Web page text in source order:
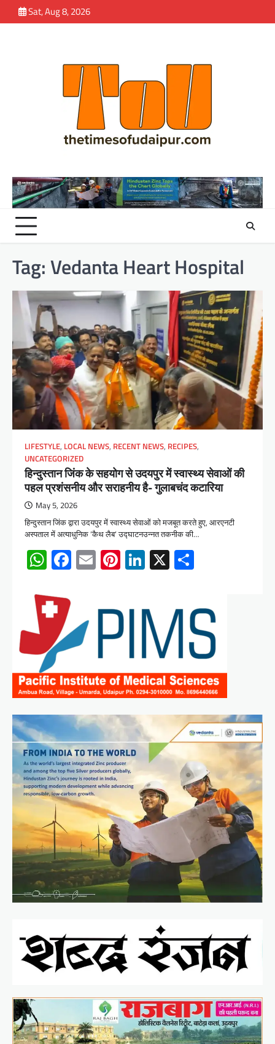
to
Sat, Aug 8, 2026
Tag:Vedanta Heart Hospital
LIFESTYLE, LOCAL NEWS, RECENT NEWS, RECIPES,
UNCATEGORIZED
हिन्दुस्तान जिंक के सहयोग से उदयपुर में स्वास्थ्य सेवाओं की
पहल प्रशंसनीय और सराहनीय है- गुलाबचंद कटारिया
May 5, 2026
हिन्दुस्तान जिंक द्वारा उदयपुर में स्वास्थ्य सेवाओं को मजबूत करते हुए, आरएनटी
अस्पताल में अत्याधुनिक ‘कैथ लैब‘ उद्घाटनउन्नत तकनीक की…
WhatsApp
Facebook
EmailPinterest
LinkedIn
X